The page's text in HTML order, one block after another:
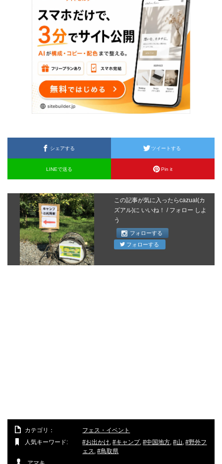
シェアする ツイートする
LINEで送る Pin it
この記事が気に入ったらcazual(カ
ズアル)に いいね！ / フォロー しよ
う
フォローする
フォローする
カテゴリ：
フェス・イベント
人気キーワード:
お出かけ, キャンプ, 中国地方, 山, 野外フ
ェス, 鳥取県